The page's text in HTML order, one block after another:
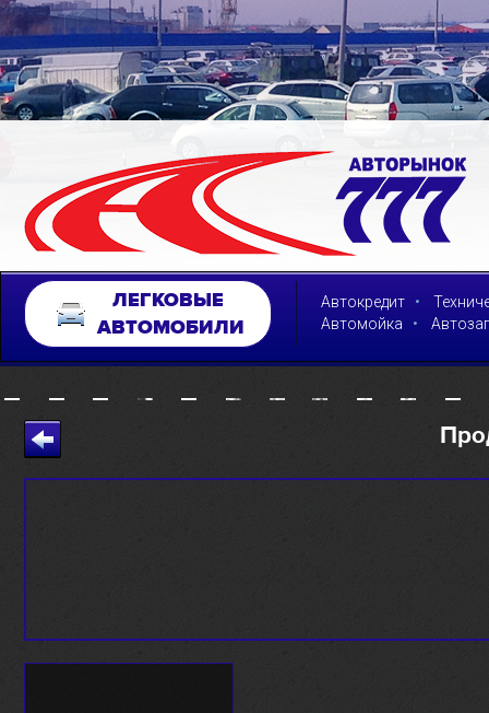
ЛЕГКОВЫЕ
АВТОМОБИЛИ
Автокредит •
Автомойка •